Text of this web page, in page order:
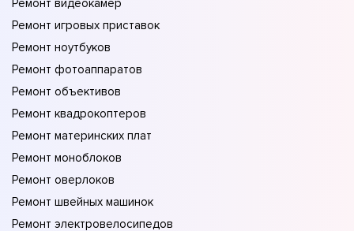
Ремонт видеокамер
Ремонт игровых приставок
Ремонт ноутбуков
Ремонт фотоаппаратов
Ремонт объективов
Ремонт квадрокоптеров
Ремонт материнских плат
Ремонт моноблоков
Ремонт оверлоков
Ремонт швейных машинок
Ремонт электровелосипедов